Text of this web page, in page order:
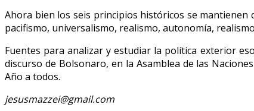
Ahora bien los seis principios históricos se mantienen
pacifismo, universalismo, realismo, autonomía,
Fuentes para analizar y estudiar la política exterior
discurso de Bolsonaro, en la Asamblea de las
Año a todos.
jesusmazzei@gmail.com